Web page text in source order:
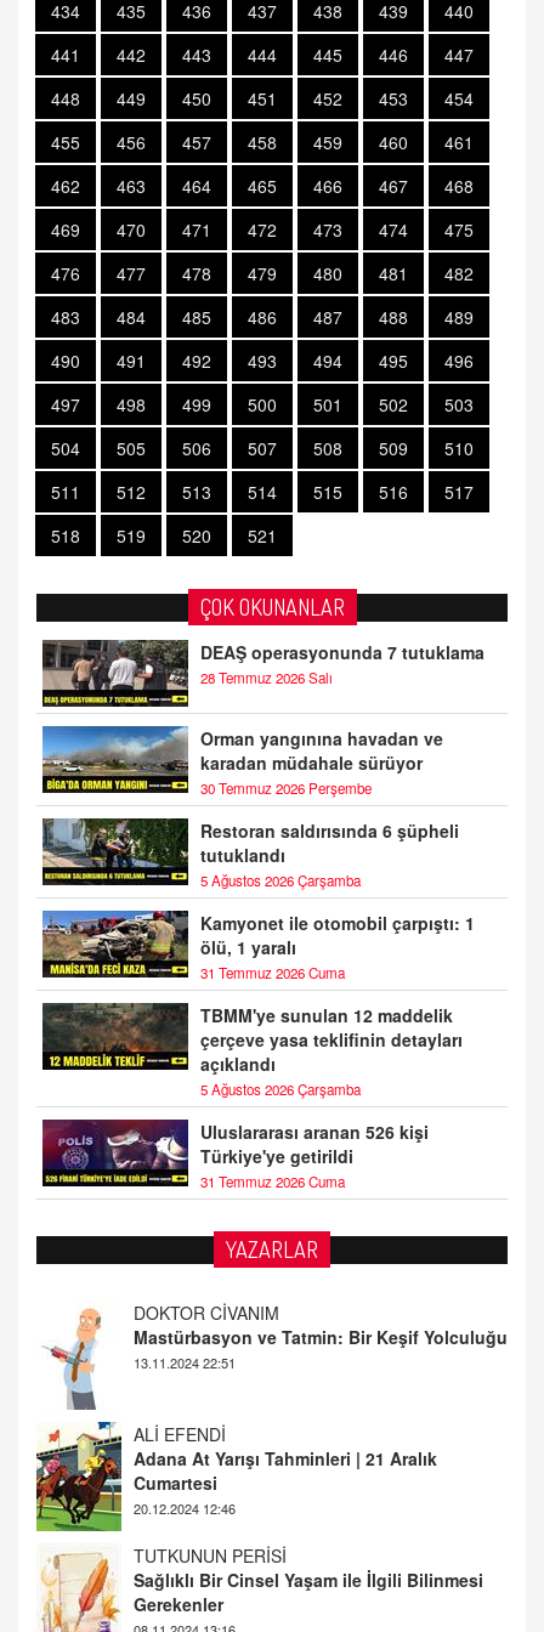
434 435 436 437 438 439
440
441
442 443 444 445 446
447
448
449 450 451 452 453
454
455
456 457 458 459 460
461
462
463 464 465 466 467
468
469
470 471 472 473 474
475
476
477 478 479 480 481
482
483
484 485 486 487 488
489
490
491 492 493 494 495
496
497
498 499 500 501 502
503
504
505 506 507 508 509
510
511
512 513 514 515 516
517
518
519 520 521
ÇOK OKUNANLAR
DEAŞ operasyonunda 7 tutuklama
28 Temmuz 2026 Salı
Orman yangınına havadan ve
karadan müdahale sürüyor
30 Temmuz 2026 Perşembe
Restoran saldırısında 6 şüpheli
tutuklandı
5 Ağustos 2026 Çarşamba
Kamyonet ile otomobil çarpıştı: 1
ölü, 1 yaralı
31 Temmuz 2026 Cuma
TBMM'ye sunulan 12 maddelik
çerçeve yasa teklifinin detayları
açıklandı
5 Ağustos 2026 Çarşamba
Uluslararası aranan 526 kişi
Türkiye'ye getirildi
31 Temmuz 2026 Cuma
YAZARLAR
DOKTOR CİVANIM
Mastürbasyon ve Tatmin: Bir Keşif Yolculuğu
13.11.2024 22:51
ALİ EFENDİ
Adana At Yarışı Tahminleri | 21 Aralık
Cumartesi
20.12.2024 12:46
TUTKUNUN PERİSİ
Sağlıklı Bir Cinsel Yaşam ile İlgili Bilinmesi
Gerekenler